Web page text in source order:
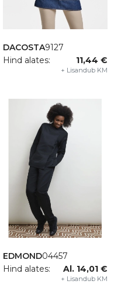
DACOSTA9127
Hind alates:
11,44 €
+ Lisandub KM
EDMOND04457
Hind alates:
Al. 14,01 €
+ Lisandub KM